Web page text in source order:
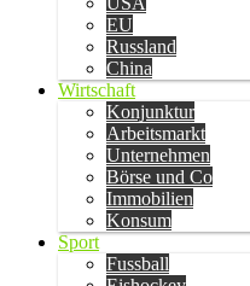
EU
Russland
China
Wirtschaft
Konjunktur
Arbeitsmarkt
Unternehmen
Börse und Co
Immobilien
Konsum
Sport
Fussball